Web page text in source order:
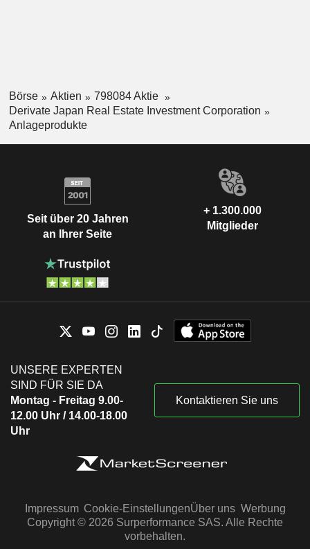
Börse Aktien
798084 Aktie
Derivate Japan Real Estate Investment Corporation
Anlageprodukte
Seit über 20 Jahren
an Ihrer Seite
+ 1.300.000
Mitglieder
UNSERE EXPERTEN
SIND FÜR SIE DA
Montag - Freitag 9.00-
12.00 Uhr / 14.00-18.00
Uhr
Kontaktieren Sie uns
Impressum Cookie-EinstellungenÜber uns Werbung
Copyright © 2026 Surperformance SAS. Alle Rechte
vorbehalten.